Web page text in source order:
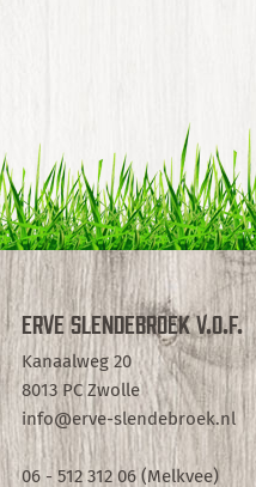
Erve Slendebroek V.O.F.
Kanaalweg 20
8013 PC Zwolle
info@erve-slendebroek.nl
06 - 512 312 06 (Melkvee)